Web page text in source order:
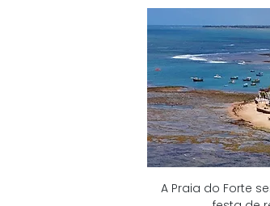
A Praia do Forte